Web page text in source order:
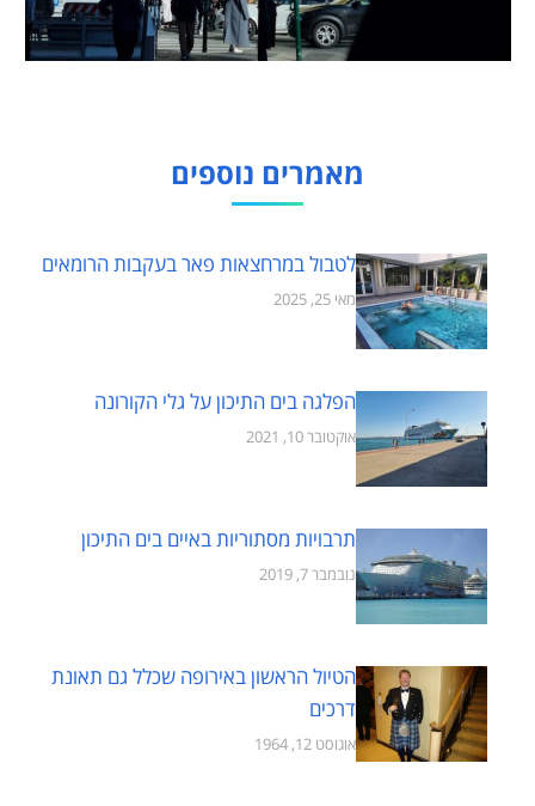
מאמרים נוספים
לטבול במרחצאות פאר בעקבות הרומאים
מאי 25, 2025
הפלגה בים התיכון על גלי הקורונה
אוקטובר 10, 2021
תרבויות מסתוריות באיים בים התיכון
נובמבר 7, 2019
הטיול הראשון באירופה שכלל גם תאונת
דרכים
אוגוסט 12, 1964